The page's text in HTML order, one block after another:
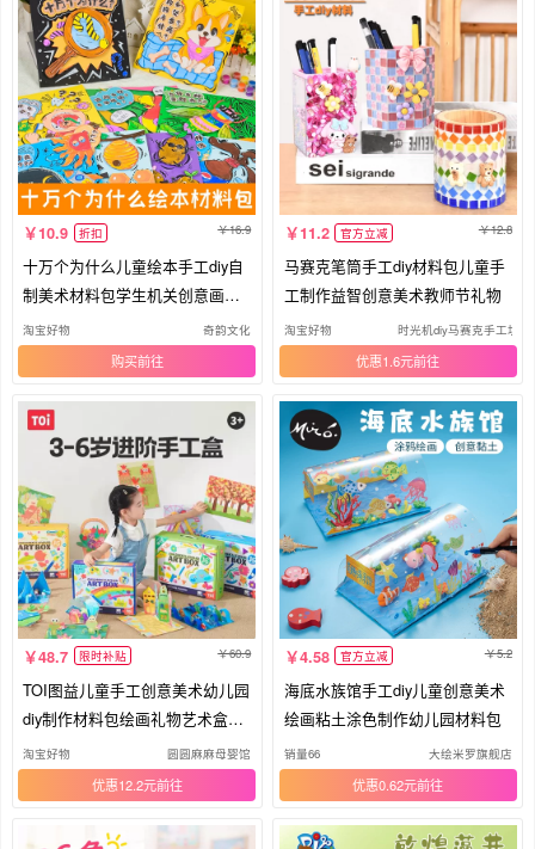
10.9 折扣 16.9
十万个为什么儿童绘本手工diy自
制美术材料包学生机关创意画套
装
淘宝好物 奇韵文化
购买
11.2 官方立减 12.8
马赛克笔筒手工diy材料包儿童手
工制作益智创意美术教师节礼物
淘宝好物 时光机diy马赛克手工坊
优惠1.6元
48.7 限时补贴 60.9
TOI图益儿童手工创意美术幼儿园
diy制作材料包绘画礼物艺术盒玩
具
淘宝好物 圆圆麻麻母婴馆
优惠12.2元
4.58 官方立减 5.2
海底水族馆手工diy儿童创意美术
绘画粘土涂色制作幼儿园材料包
销量66 大绘米罗旗舰店
优惠0.62元